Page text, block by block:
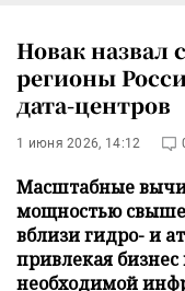
Новак назвал
регионы
дата-центров
1 июня 2026, 14:12
Масштабные
мощностью свыше
вблизи гидро- и
привлекая
необходимой